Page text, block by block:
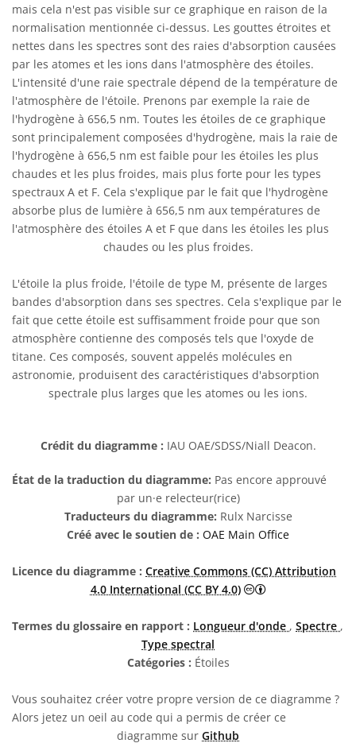
mais cela n'est pas visible sur ce graphique en raison de la
normalisation mentionnée ci-dessus. Les gouttes étroites et
nettes dans les spectres sont des raies d'absorption causées
par les atomes et les ions dans l'atmosphère des étoiles.
L'intensité d'une raie spectrale dépend de la température de
l'atmosphère de l'étoile. Prenons par exemple la raie de
l'hydrogène à 656,5 nm. Toutes les étoiles de ce graphique
sont principalement composées d'hydrogène, mais la raie de
l'hydrogène à 656,5 nm est faible pour les étoiles les plus
chaudes et les plus froides, mais plus forte pour les types
spectraux A et F. Cela s'explique par le fait que l'hydrogène
absorbe plus de lumière à 656,5 nm aux températures de
l'atmosphère des étoiles A et F que dans les étoiles les plus
chaudes ou les plus froides.
L'étoile la plus froide, l'étoile de type M, présente de larges
bandes d'absorption dans ses spectres. Cela s'explique par le
fait que cette étoile est suffisamment froide pour que son
atmosphère contienne des composés tels que l'oxyde de
titane. Ces composés, souvent appelés molécules en
astronomie, produisent des caractéristiques d'absorption
spectrale plus larges que les atomes ou les ions.
Crédit du diagramme : IAU OAE/SDSS/Niall Deacon.
État de la traduction du diagramme: Pas encore approuvé
par un·e relecteur(rice)
Traducteurs du diagramme: Rulx Narcisse
Créé avec le soutien de : OAE Main Office
Licence du diagramme : Creative Commons (CC) Attribution
4.0 International (CC BY 4.0)
Creative
Termes du glossaire en rapport : Longueur d'onde , Spectre ,
Type spectral
Catégories : Étoiles
Vous souhaitez créer votre propre version de ce diagramme ?
Alors jetez un oeil au code qui a permis de créer ce
diagramme sur Github